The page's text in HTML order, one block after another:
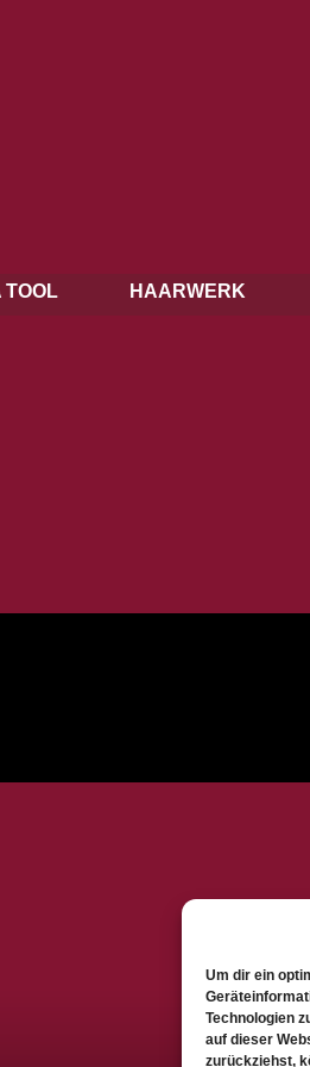
Um dir ein
Technologien
auf dieser
zurückziehst,
TOOL HAARWERK